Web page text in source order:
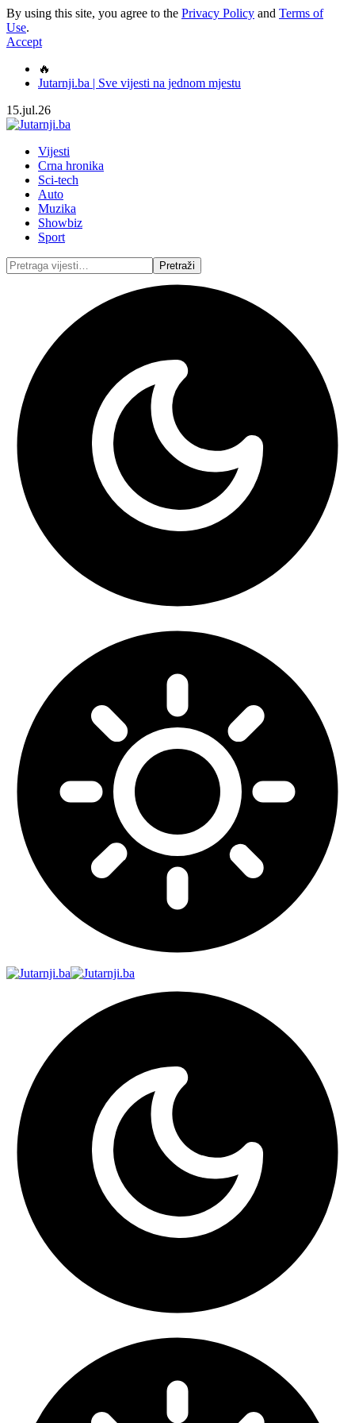
By using this site, you agree to the Privacy Policy and Terms of
Use.
Accept
🔥
Jutarnji.ba | Sve vijesti na jednom mjestu
15.jul.26
Vijesti
Crna hronika
Sci-tech
Auto
Muzika
Showbiz
Sport